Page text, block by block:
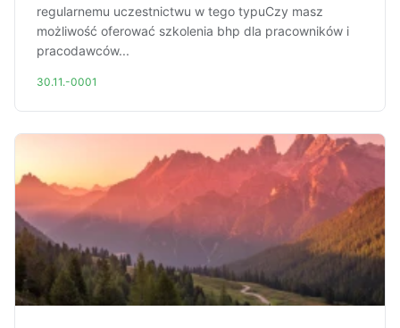
regularnemu uczestnictwu w tego typuCzy masz
możliwość oferować szkolenia bhp dla pracowników i
pracodawców...
30.11.-0001